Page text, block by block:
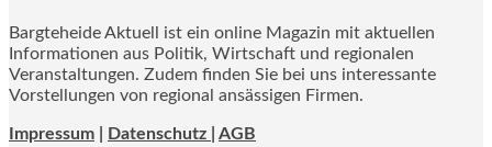
Bargteheide Aktuell ist ein online Magazin mit aktuellen
Informationen aus Politik, Wirtschaft und regionalen
Veranstaltungen. Zudem finden Sie bei uns interessante
Vorstellungen von regional ansässigen Firmen.
Impressum Datenschutz | AGB